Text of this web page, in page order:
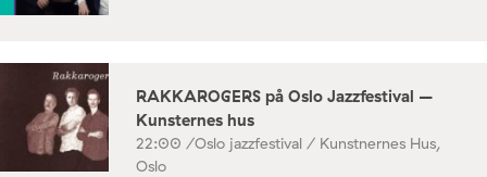
RAKKAROGERS på Oslo Jazzfestival –
Kunsternes hus
22:00 /Oslo jazzfestival / Kunstnernes Hus,
Oslo